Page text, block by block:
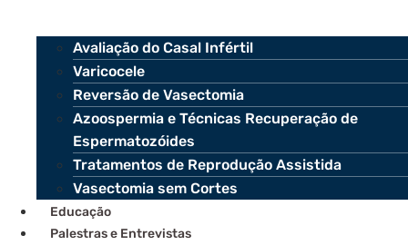
Avaliação do Casal Infértil
Varicocele
Reversão de Vasectomia
Azoospermia e Técnicas Recuperação de
Espermatozóides
Tratamentos de Reprodução Assistida
Vasectomia sem Cortes
Educação
Palestras e Entrevistas